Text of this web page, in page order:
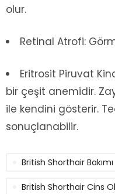
olur.
Retinal Atrofi:
Eritrosit Piruvat
bir çeşit anemidir.
ile kendini gösterir.
sonuçlanabilir.
British Shorthair Bakımı
British Shorthair Cins